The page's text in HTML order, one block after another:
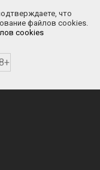
что
файлов cookies.
cookies